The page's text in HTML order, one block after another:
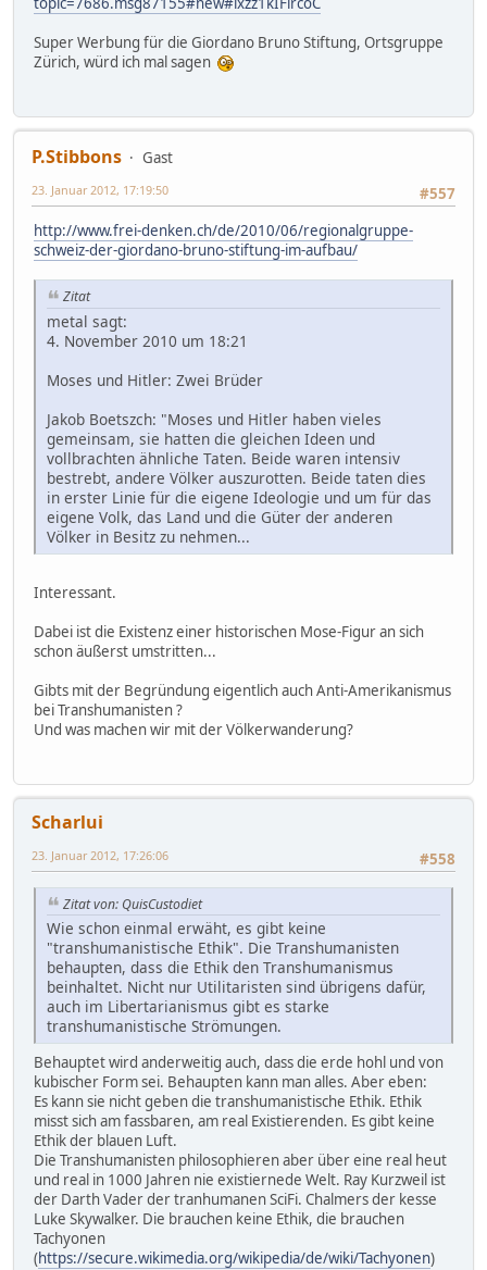
Super Werbung für die Giordano Bruno Stiftung, Ortsgruppe
Zürich, würd ich mal sagen
P.Stibbons
Gast
#557
23. Januar 2012, 17:19:50
http://www.frei-denken.ch/de/2010/06/regionalgruppe-
schweiz-der-giordano-bruno-stiftung-im-aufbau/
Zitat
metal sagt:
4. November 2010 um 18:21
Moses und Hitler: Zwei Brüder
Jakob Boetszch: "Moses und Hitler haben vieles
gemeinsam, sie hatten die gleichen Ideen und
vollbrachten ähnliche Taten. Beide waren intensiv
bestrebt, andere Völker auszurotten. Beide taten dies
in erster Linie für die eigene Ideologie und um für das
eigene Volk, das Land und die Güter der anderen
Völker in Besitz zu nehmen...
Interessant.
Dabei ist die Existenz einer historischen Mose-Figur an sich
schon äußerst umstritten...
Gibts mit der Begründung eigentlich auch Anti-Amerikanismus
bei Transhumanisten ?
Und was machen wir mit der Völkerwanderung?
Scharlui
#558
23. Januar 2012, 17:26:06
Zitat von: QuisCustodiet
Wie schon einmal erwäht, es gibt keine
"transhumanistische Ethik". Die Transhumanisten
behaupten, dass die Ethik den Transhumanismus
beinhaltet. Nicht nur Utilitaristen sind übrigens dafür,
auch im Libertarianismus gibt es starke
transhumanistische Strömungen.
Behauptet wird anderweitig auch, dass die erde hohl und von
kubischer Form sei. Behaupten kann man alles. Aber eben:
Es kann sie nicht geben die transhumanistische Ethik. Ethik
misst sich am fassbaren, am real Existierenden. Es gibt keine
Ethik der blauen Luft.
Die Transhumanisten philosophieren aber über eine real heut
und real in 1000 Jahren nie existiernede Welt. Ray Kurzweil ist
der Darth Vader der tranhumanen SciFi. Chalmers der kesse
Luke Skywalker. Die brauchen keine Ethik, die brauchen
Tachyonen
(https://secure.wikimedia.org/wikipedia/de/wiki/Tachyonen)